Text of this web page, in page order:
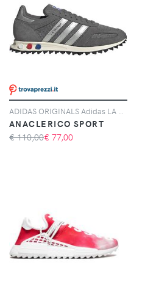
ANACLERICO SPORT
€ 110,00€ 77,00